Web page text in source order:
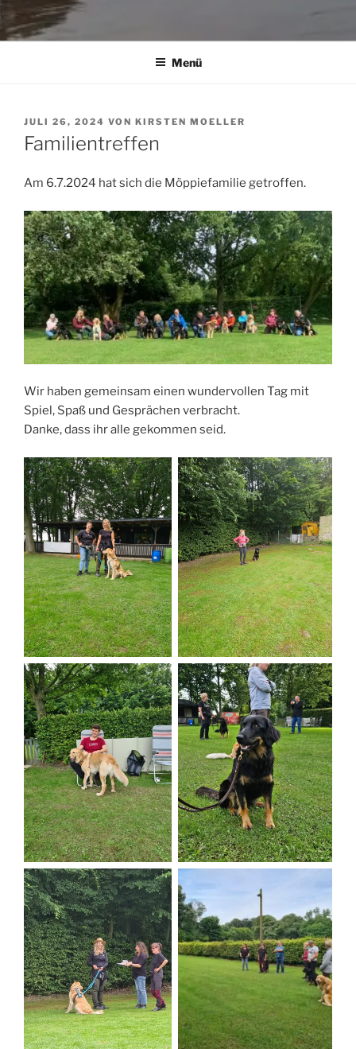
Menü
VERÖFFENTLICHT
AM
JULI 26, 2024 VON KIRSTEN MOELLER
Familientreffen
Am 6.7.2024 hat sich die Möppiefamilie getroffen.
Wir haben gemeinsam einen wundervollen Tag mit
Spiel, Spaß und Gesprächen verbracht.
Danke, dass ihr alle gekommen seid.